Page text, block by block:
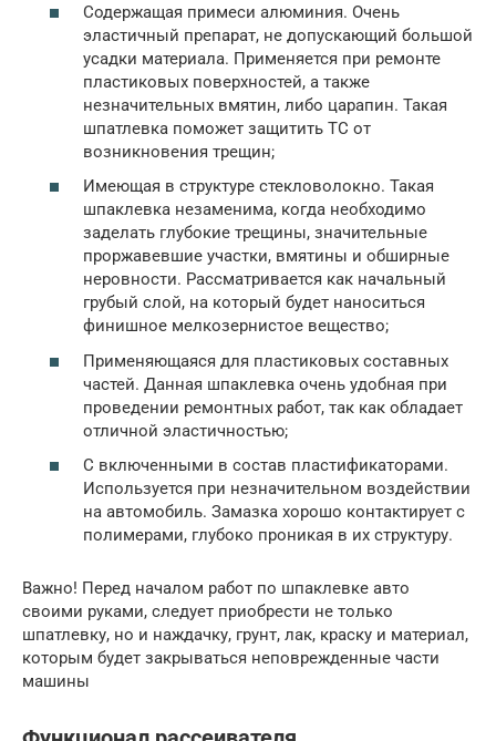
Содержащая примеси алюминия. Очень
эластичный препарат, не допускающий большой
усадки материала. Применяется при ремонте
пластиковых поверхностей, а также
незначительных вмятин, либо царапин. Такая
шпатлевка поможет защитить ТС от
возникновения трещин;
Имеющая в структуре стекловолокно. Такая
шпаклевка незаменима, когда необходимо
заделать глубокие трещины, значительные
проржавевшие участки, вмятины и обширные
неровности. Рассматривается как начальный
грубый слой, на который будет наноситься
финишное мелкозернистое вещество;
Применяющаяся для пластиковых составных
частей. Данная шпаклевка очень удобная при
проведении ремонтных работ, так как обладает
отличной эластичностью;
С включенными в состав пластификаторами.
Используется при незначительном воздействии
на автомобиль. Замазка хорошо контактирует с
полимерами, глубоко проникая в их структуру.
Важно! Перед началом работ по шпаклевке авто
своими руками, следует приобрести не только
шпатлевку, но и наждачку, грунт, лак, краску и материал,
которым будет закрываться неповрежденные части
машины